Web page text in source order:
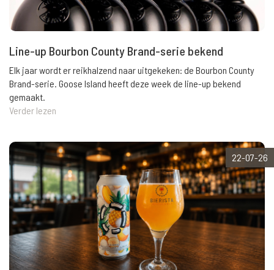
Line-up Bourbon County Brand-serie bekend
Elk jaar wordt er reikhalzend naar uitgekeken: de Bourbon County
Brand-serie. Goose Island heeft deze week de line-up bekend
gemaakt.
Verder lezen
22-07-26